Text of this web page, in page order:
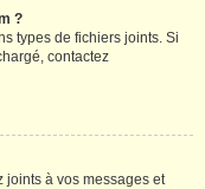
?
types de fichiers joints. Si
contactez
joints à vos messages et